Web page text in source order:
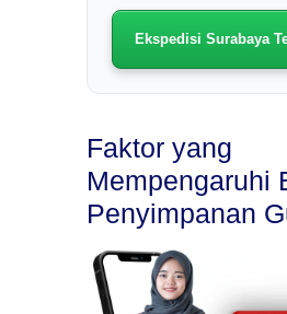
Ekspedisi Surabaya
Faktor yang
Mempengaruhi
Penyimpanan